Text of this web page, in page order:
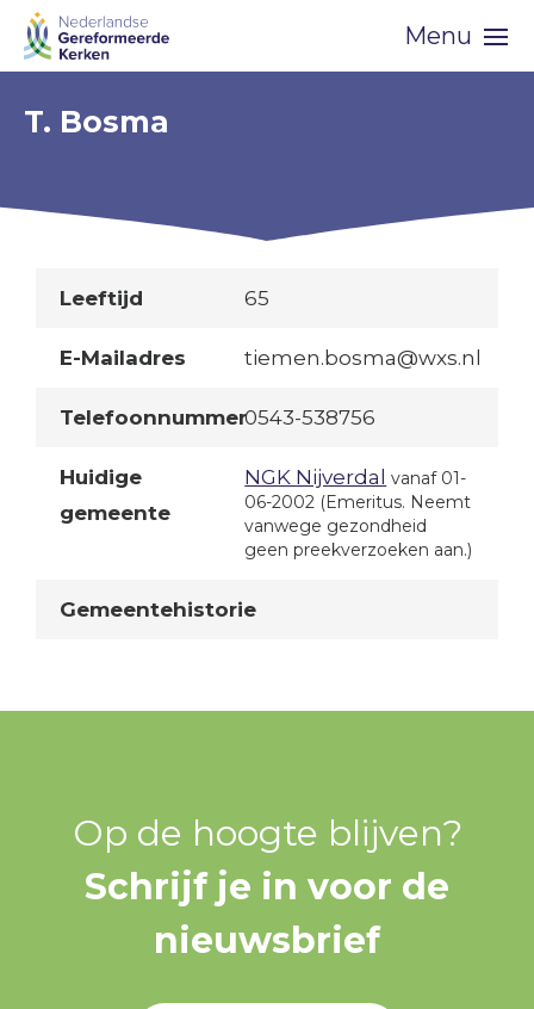
Skip
navigation
Menu
T. Bosma
Leeftijd 65
E-Mailadres tiemen.bosma@wxs.nl
Telefoonnummer0543-538756
Huidige
gemeente
NGK Nijverdal
vanaf 01-
06-2002 (Emeritus. Neemt
vanwege gezondheid
geen preekverzoeken aan.)
Gemeentehistorie
Op de hoogte blijven?
Schrijf je in voor de
nieuwsbrief